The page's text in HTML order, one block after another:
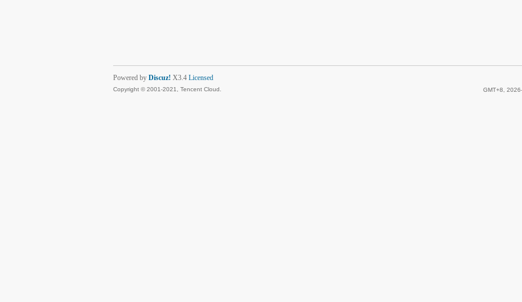
GMT+8,
Powered by Discuz! X3.4 Licensed
Copyright © 2001-2021, Tencent Cloud.